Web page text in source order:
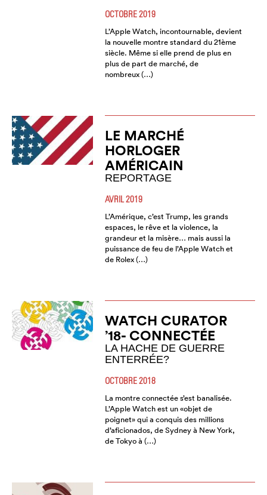
OCTOBRE 2019
L’Apple Watch, incontournable, devient
la nouvelle montre standard du 21ème
siècle. Même si elle prend de plus en
plus de part de marché, de
nombreux (…)
LE MARCHÉ
HORLOGER
AMÉRICAIN
REPORTAGE
AVRIL 2019
L’Amérique, c’est Trump, les grands
espaces, le rêve et la violence, la
grandeur et la misère… mais aussi la
puissance de feu de l’Apple Watch et
de Rolex (…)
WATCH CURATOR
’18- CONNECTÉE
LA HACHE DE GUERRE
ENTERRÉE?
OCTOBRE 2018
La montre connectée s’est banalisée.
L’Apple Watch est un «objet de
poignet» qui a conquis des millions
d’aficionados, de Sydney à New York,
de Tokyo à (…)